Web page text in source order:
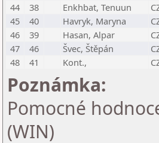
44
38 Enkhbat, Tenuun
45
40 Havryk, Maryna
46
39 Hasan, Alpar
47
46 Švec, Štěpán
48
41 Kont.,
Poznámka:
Pomocné
(WIN)